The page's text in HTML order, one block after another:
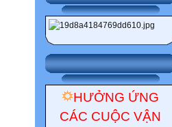
HƯỞNG ỨNG
CÁC CUỘC VẬN